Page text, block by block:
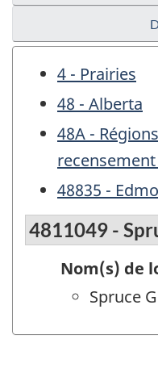
4 - Prairies
48 - Alberta
48A -
48835 -
4811049 -
Nom(s) de
Spruce